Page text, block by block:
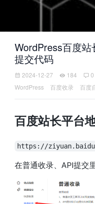
WordPress百度
提交代码
2024-12-27 184 0
WordPress
百度收录 百度
百度站长平台
https://
在普通收录、API提交